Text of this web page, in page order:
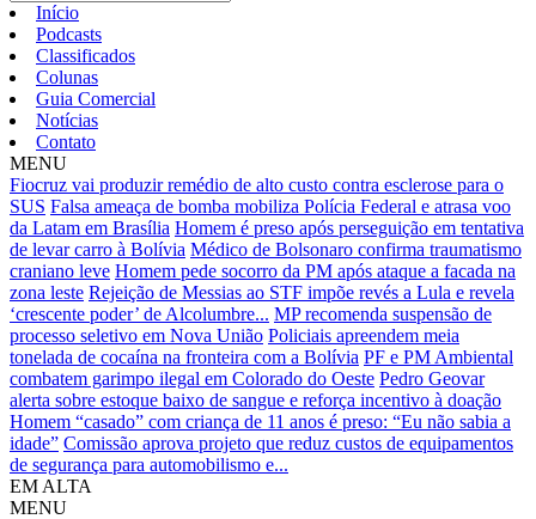
Início
Podcasts
Classificados
Colunas
Guia Comercial
Notícias
Contato
MENU
Fiocruz vai produzir remédio de alto custo contra esclerose para o
SUS Falsa ameaça de bomba mobiliza Polícia Federal e atrasa voo
da Latam em Brasília Homem é preso após perseguição em tentativa
de levar carro à Bolívia Médico de Bolsonaro confirma traumatismo
craniano leve Homem pede socorro da PM após ataque a facada na
zona leste Rejeição de Messias ao STF impõe revés a Lula e revela
‘crescente poder’ de Alcolumbre... MP recomenda suspensão de
processo seletivo em Nova União Policiais apreendem meia
tonelada de cocaína na fronteira com a Bolívia PF e PM Ambiental
combatem garimpo ilegal em Colorado do Oeste Pedro Geovar
alerta sobre estoque baixo de sangue e reforça incentivo à doação
Homem “casado” com criança de 11 anos é preso: “Eu não sabia a
idade” Comissão aprova projeto que reduz custos de equipamentos
de segurança para automobilismo e...
EM ALTA
MENU